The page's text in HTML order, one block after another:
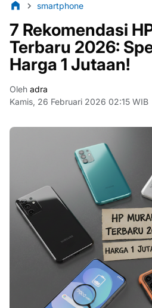
smartphone
7 Rekomendasi
Terbaru 2026:
Harga 1 Jutaan!
Oleh adra
Kamis, 26 Februari 2026 02:15 WIB